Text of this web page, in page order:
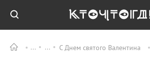
С Днем святого Валентина
ПРАЗДНИКИ